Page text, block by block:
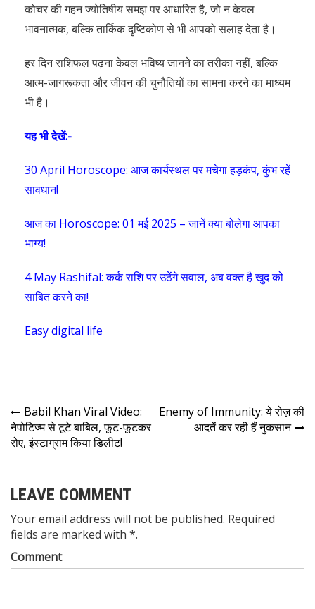
कोचर की गहन ज्योतिषीय समझ पर आधारित है, जो न केवल
भावनात्मक, बल्कि तार्किक दृष्टिकोण से भी आपको सलाह देता है।
हर दिन राशिफल पढ़ना केवल भविष्य जानने का तरीका नहीं, बल्कि
आत्म-जागरूकता और जीवन की चुनौतियों का सामना करने का माध्यम
भी है।
यह भी देखें:-
30 April Horoscope: आज कार्यस्थल पर मचेगा हड़कंप, कुंभ रहें
सावधान!
आज का Horoscope: 01 मई 2025 – जानें क्या बोलेगा आपका
भाग्य!
4 May Rashifal: कर्क राशि पर उठेंगे सवाल, अब वक्त है खुद को
साबित करने का!
Easy digital life
Babil Khan Viral Video:
नेपोटिज्म से टूटे बाबिल, फूट-फूटकर
रोए, इंस्टाग्राम किया डिलीट!
Enemy of Immunity: ये रोज़ की
आदतें कर रही हैं नुकसान
LEAVE COMMENT
Your email address will not be published. Required
fields are marked with *.
Comment